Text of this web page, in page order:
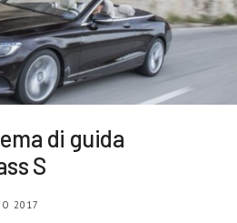
di guida
S
2017